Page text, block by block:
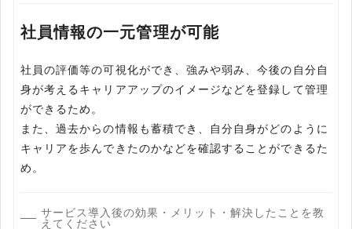
社員情報の一元管理が可能
社員の評価等の可視化ができ、強みや弱み、今後の自分自
身が考えるキャリアアップのイメージなどを登録して管理
ができるため。
また、過去からの情報も蓄積でき、自分自身がどのように
キャリアを歩んできたのかなどを確認することができるた
め。
サービス導入後の効果・メリット・解決したことを教
えてください